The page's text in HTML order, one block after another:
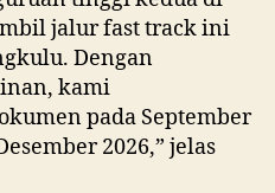
jalur fast track ini
Dengan
kami
pada September
2026,” jelas